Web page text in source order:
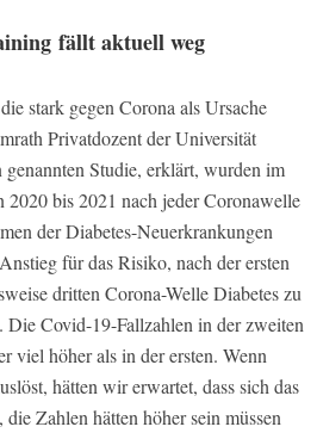
fällt aktuell weg
stark gegen Corona als Ursache
Privatdozent der Universität
Studie, erklärt, wurden im
2020 bis 2021 nach jeder Coronawelle
der Diabetes-Neuerkrankungen
für das Risiko, nach der ersten
dritten Corona-Welle Diabetes zu
Die Covid-19-Fallzahlen in der zweiten
viel höher als in der ersten. Wenn
hätten wir erwartet, dass sich das
Zahlen hätten höher sein müssen